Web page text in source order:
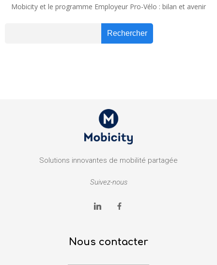
Mobicity et le programme Employeur Pro-Vélo : bilan et avenir
Rechercher
Solutions innovantes de mobilité partagée
Suivez-nous
Nous contacter